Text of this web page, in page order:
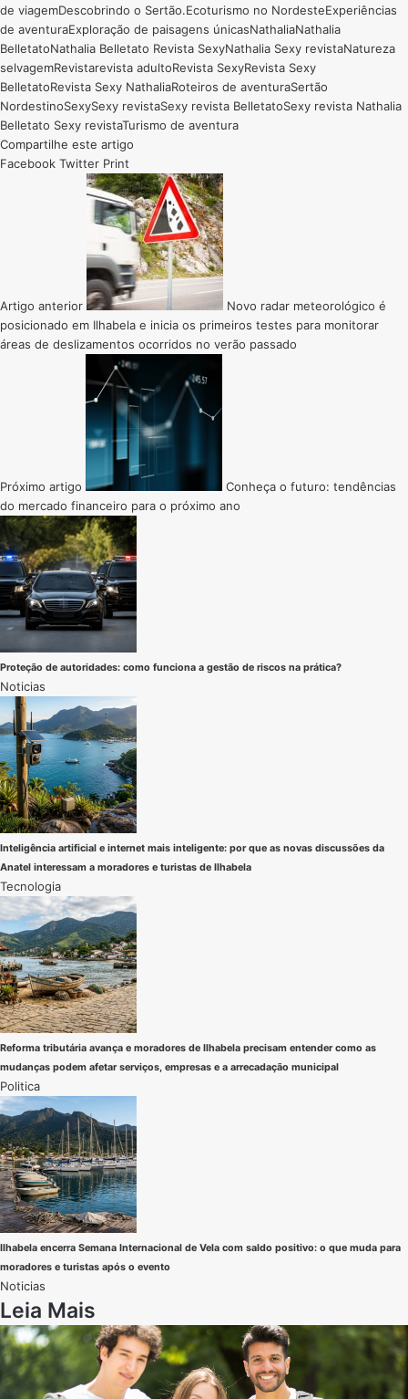
de viagemDescobrindo o Sertão.Ecoturismo no NordesteExperiências
de aventuraExploração de paisagens únicasNathaliaNathalia
BelletatoNathalia Belletato Revista SexyNathalia Sexy revistaNatureza
selvagemRevistarevista adultoRevista SexyRevista Sexy
BelletatoRevista Sexy NathaliaRoteiros de aventuraSertão
NordestinoSexySexy revistaSexy revista BelletatoSexy revista Nathalia
Belletato Sexy revistaTurismo de aventura
Compartilhe este artigo
Facebook Twitter Print
Artigo anterior
Novo radar meteorológico é
posicionado em Ilhabela e inicia os primeiros testes para monitorar
áreas de deslizamentos ocorridos no verão passado
Próximo artigo
Conheça o futuro: tendências
do mercado financeiro para o próximo ano
Proteção de autoridades: como funciona a gestão de riscos na prática?
Noticias
Inteligência artificial e internet mais inteligente: por que as novas discussões da
Anatel interessam a moradores e turistas de Ilhabela
Tecnologia
Reforma tributária avança e moradores de Ilhabela precisam entender como as
mudanças podem afetar serviços, empresas e a arrecadação municipal
Politica
Ilhabela encerra Semana Internacional de Vela com saldo positivo: o que muda para
moradores e turistas após o evento
Noticias
Leia Mais